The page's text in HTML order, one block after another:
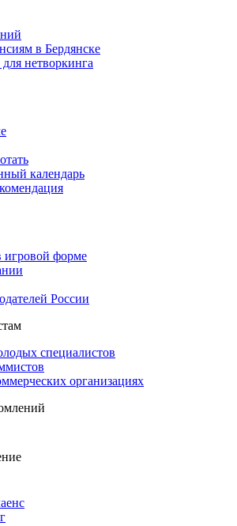
в Бердянске
нетворкинга
календарь
форме
России
специалистов
организациях